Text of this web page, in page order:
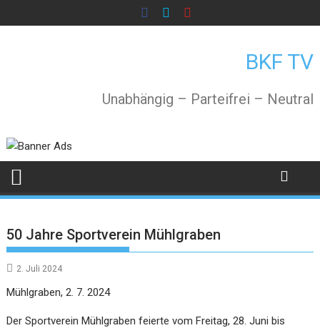
to
BKF TV
Unabhängig – Parteifrei – Neutral
50 Jahre Sportverein Mühlgraben
2. Juli 2024
Mühlgraben, 2. 7. 2024
Der Sportverein Mühlgraben feierte vom Freitag, 28. Juni bis